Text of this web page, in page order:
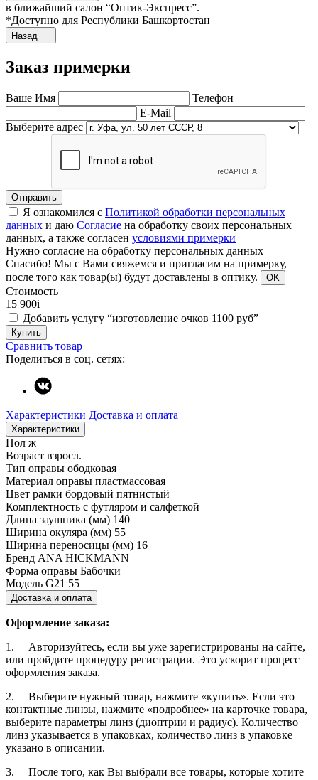
в ближайший салон “Оптик-Экспресс”.
*Доступно для Республики Башкортостан
Назад
Заказ примерки
Ваше Имя
Телефон
E-Mail
Выберите адрес
Отправить
Я ознакомился с Политикой обработки персональных
данных и даю Согласие на обработку своих персональных
данных, а также согласен условиями примерки
Нужно согласие на обработку персональных данных
Спасибо! Мы с Вами свяжемся и пригласим на примерку,
после того как товар(ы) будут доставлены в оптику.
OK
Стоимость
15 900i
Добавить услугу “изготовление очков 1100 руб”
Купить
Сравнить товар
Поделиться в соц. сетях:
Характеристики Доставка и оплата
Характеристики
Пол ж
Возраст взросл.
Тип оправы ободковая
Материал оправы пластмассовая
Цвет рамки бордовый пятнистый
Комплектность с футляром и салфеткой
Длина заушника (мм) 140
Ширина окуляра (мм) 55
Ширина переносицы (мм) 16
Бренд ANA HICKMANN
Форма оправы Бабочки
Модель G21 55
Доставка и оплата
Оформление заказа:
1. Авторизуйтесь, если вы уже зарегистрированы на сайте,
или пройдите процедуру регистрации. Это ускорит процесс
оформления заказа.
2. Выберите нужный товар, нажмите «купить». Если это
контактные линзы, нажмите «подробнее» на карточке товара,
выберите параметры линз (диоптрии и радиус). Количество
линз указывается в упаковках, количество линз в упаковке
указано в описании.
3. После того, как Вы выбрали все товары, которые хотите